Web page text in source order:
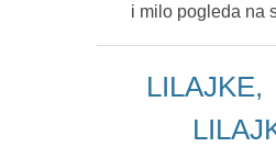
i milo pogleda na
LILAJKE,